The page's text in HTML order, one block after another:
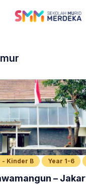
Kinder B Year 1-6
–